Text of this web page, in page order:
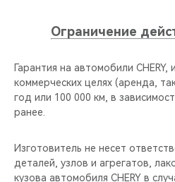
Ограничение
Гарантия на автомобили CHERY,
коммерческих целях (аренда,
год или 100 000 км, в
ранее.
Изготовитель не несет
деталей, узлов и агрегатов,
кузова автомобиля CHERY в